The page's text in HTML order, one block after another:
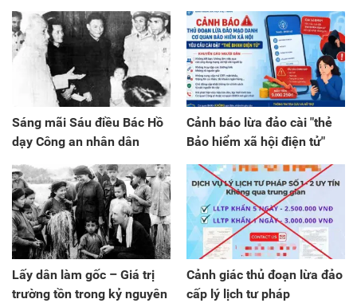
Sáng mãi Sáu điều Bác Hồ
dạy Công an nhân dân
Cảnh báo lừa đảo cài "thẻ
Bảo hiểm xã hội điện tử"
Lấy dân làm gốc – Giá trị
trường tồn trong kỷ nguyên
Cảnh giác thủ đoạn lừa đảo
cấp lý lịch tư pháp